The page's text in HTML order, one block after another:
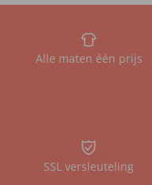
Alle maten één prijs
SSL versleuteling